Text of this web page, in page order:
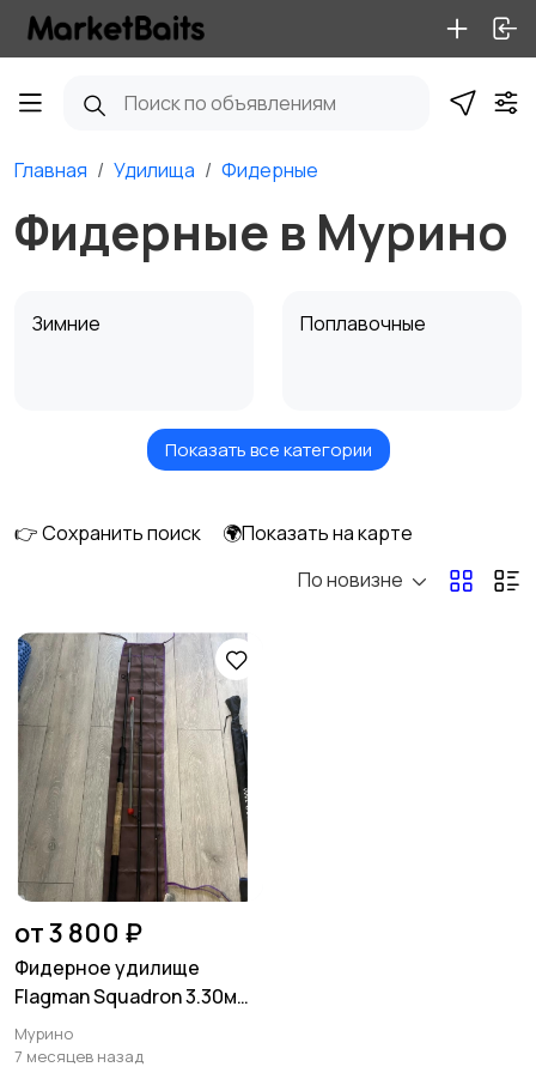
Главная Удилища Фидерные
Фидерные в Мурино
Зимние Поплавочные
Троллинговые
Матчевые
Карповые
Бланки для удилищ
Показать все категории
👉 Сохранить поиск
🌍Показать на карте
По новизне
от 3 800 ₽
Фидерное удилище
Flagman Squadron 3.30м
90г
Мурино
7 месяцев назад